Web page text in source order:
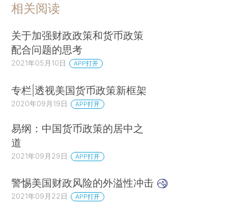
相关阅读
关于加强财政政策和货币政策
配合问题的思考
2021年05月10日 APP打开
专栏|透视美国货币政策新框架
2020年09月19日 APP打开
易纲：中国货币政策的居中之
道
2021年09月29日 APP打开
警惕美国财政风险的外溢性冲击
2021年09月22日 APP打开